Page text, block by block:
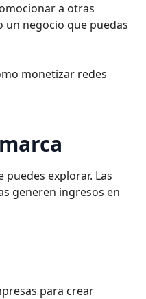
a otras
un negocio que puedas
monetizar redes
explorar. Las
generen ingresos en
para crear